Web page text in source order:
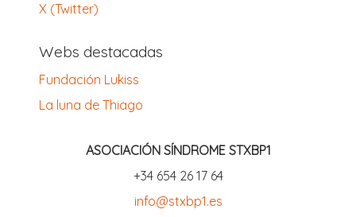
X (Twitter)
Webs destacadas
Fundación Lukiss
La luna de Thiago
ASOCIACIÓN SÍNDROME STXBP1
‪+34 654 26 17 64‬
info@stxbp1.es